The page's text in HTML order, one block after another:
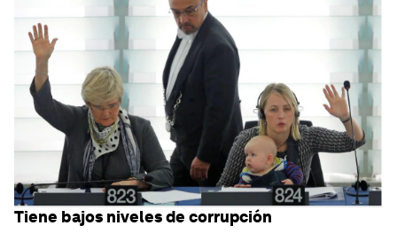
Tiene bajos niveles de corrupción